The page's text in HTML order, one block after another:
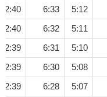
5:12
6:33
12:40
5:11
6:32
12:40
5:10
6:31
12:39
5:08
6:30
12:39
5:07
6:28
12:39